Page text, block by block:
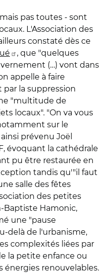
pas toutes - sont
L'Association des
constaté dès ce
, que "quelques
(…) vont dans
appelle à faire
la suppression
"multitude de
locaux". "On va vous
sur le
prévenu Joël
évoquant la cathédrale
pu être restaurée en
tandis qu'"il faut
salle des fêtes
des petites
Baptiste Hamonic,
une "pause
delà de l'urbanisme,
complexités liées par
la petite enfance ou
énergies renouvelables.